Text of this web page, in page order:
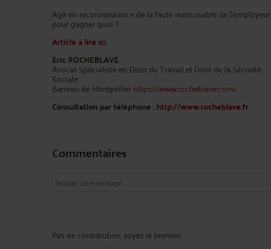
Agir en reconnaissance de la faute inexcusable de l’employeur
pour gagner quoi ?
Article à lire ici
Eric ROCHEBLAVE
Avocat Spécialiste en Droit du Travail et Droit de la Sécurité
Sociale
Barreau de Montpellierhttps://www.rocheblave.com/
Consultation par téléphone : http://www.rocheblave.fr
Commentaires
Pas de contribution, soyez le premier